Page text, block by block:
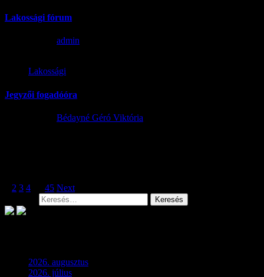
Lakossági fórum
admin
Lakossági
Jegyzői fogadóóra
Bédayné Géró Viktória
2 3 4 45 Next
2026. augusztus
2026. július